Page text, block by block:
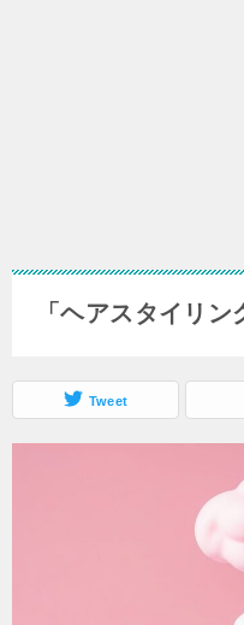
「ヘアスタイリ
Tweet